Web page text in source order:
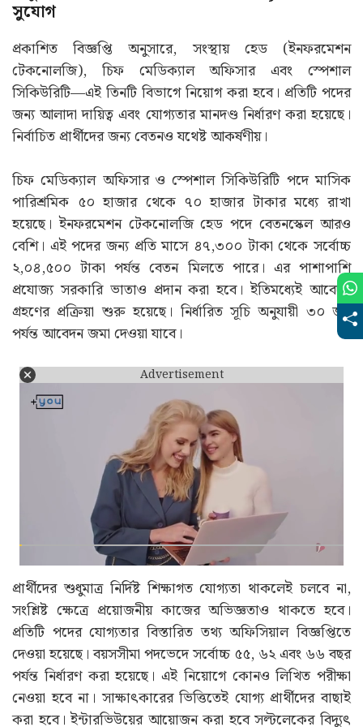
সুযোগ
প্রকাশিত বিজ্ঞপ্তি অনুসারে, সংস্থায় হেড (ইনফরমেশন
টেকনোলজি), চিফ মেডিক্যাল অফিসার এবং স্পেশাল
সিকিউরিটি—এই তিনটি বিভাগে নিয়োগ করা হবে। প্রতিটি পদের
জন্য আলাদা দায়িত্ব এবং যোগ্যতার মানদণ্ড নির্ধারণ করা হয়েছে।
নির্বাচিত প্রার্থীদের জন্য বেতনও যথেষ্ট আকর্ষণীয়।
চিফ মেডিক্যাল অফিসার ও স্পেশাল সিকিউরিটি পদে মাসিক
পারিশ্রমিক ৫০ হাজার থেকে ৭০ হাজার টাকার মধ্যে রাখা
হয়েছে। ইনফরমেশন টেকনোলজি হেড পদে বেতনস্কেল আরও
বেশি। এই পদের জন্য প্রতি মাসে ৪৭,৩০০ টাকা থেকে সর্বোচ্চ
২,০৪,৫০০ টাকা পর্যন্ত বেতন মিলতে পারে। এর পাশাপাশি
প্রযোজ্য সরকারি ভাতাও প্রদান করা হবে। ইতিমধ্যেই আবেদন
গ্রহণের প্রক্রিয়া শুরু হয়েছে। নির্ধারিত সূচি অনুযায়ী ৩০ জুন
পর্যন্ত আবেদন জমা দেওয়া যাবে।
Advertisement
প্রার্থীদের শুধুমাত্র নির্দিষ্ট শিক্ষাগত যোগ্যতা থাকলেই চলবে না,
সংশ্লিষ্ট ক্ষেত্রে প্রয়োজনীয় কাজের অভিজ্ঞতাও থাকতে হবে।
প্রতিটি পদের যোগ্যতার বিস্তারিত তথ্য অফিসিয়াল বিজ্ঞপ্তিতে
দেওয়া হয়েছে। বয়সসীমা পদভেদে সর্বোচ্চ ৫৫, ৬২ এবং ৬৬ বছর
পর্যন্ত নির্ধারণ করা হয়েছে। এই নিয়োগে কোনও লিখিত পরীক্ষা
নেওয়া হবে না। সাক্ষাৎকারের ভিত্তিতেই যোগ্য প্রার্থীদের বাছাই
করা হবে। ইন্টারভিউয়ের আয়োজন করা হবে সল্টলেকের বিদ্যুৎ